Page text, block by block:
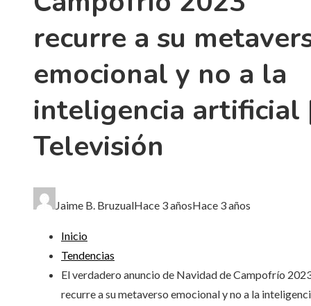
recurre a su
emocional y no a la
inteligencia artificial
Televisión
Jaime B. BruzualHace 3 añosHace 3 años
Inicio
Tendencias
El verdadero anuncio de Navidad de Campofrío
recurre a su metaverso emocional y no a la